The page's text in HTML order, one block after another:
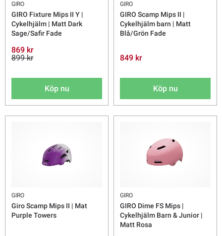
GIRO
GIRO Fixture Mips II Y |
Cykelhjälm | Matt Dark
Sage/Safir Fade
869 kr
899 kr
Köp nu
GIRO
GIRO Scamp Mips II |
Cykelhjälm barn | Matt
Blå/Grön Fade
849 kr
Köp nu
GIRO
Giro Scamp Mips II | Mat
Purple Towers
GIRO
GIRO Dime FS Mips |
Cykelhjälm Barn & Junior |
Matt Rosa